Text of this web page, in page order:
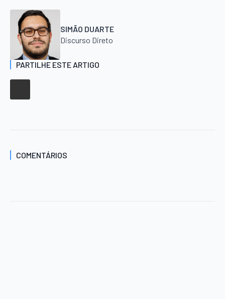
SIMÃO DUARTE
Discurso Direto
PARTILHE ESTE ARTIGO
COMENTÁRIOS